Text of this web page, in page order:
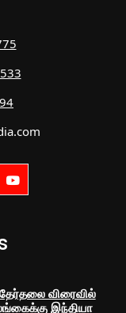
விரைவில்
இந்தியா